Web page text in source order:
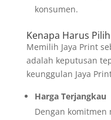
konsumen.
Kenapa Harus
Memilih Jaya Print
adalah keputusan
keunggulan Jaya
Harga Terjangkau
Dengan komitmen